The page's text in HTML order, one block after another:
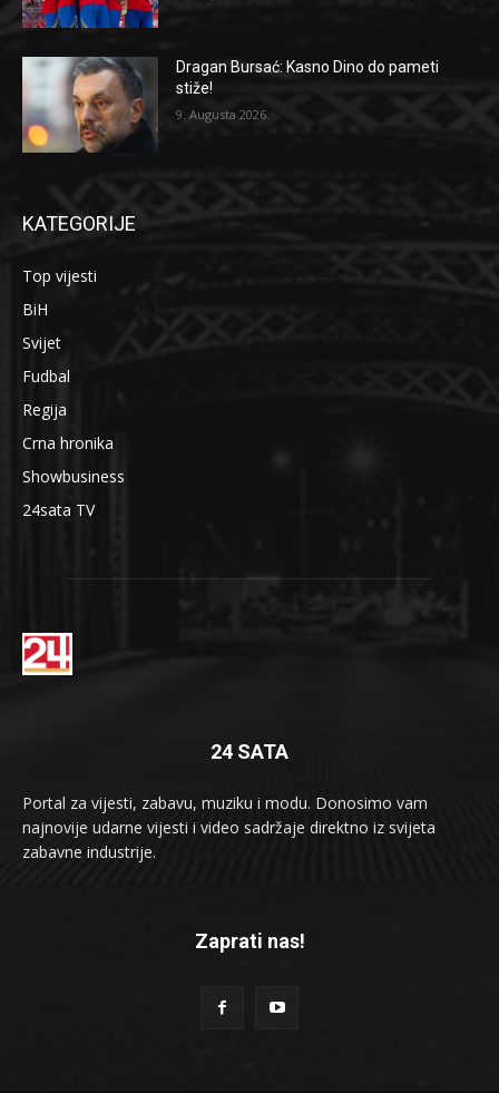
Dragan Bursać: Kasno Dino do pameti
stiže!
9. Augusta 2026.
KATEGORIJE
Top vijesti
BiH
Svijet
Fudbal
Regija
Crna hronika
Showbusiness
24sata TV
24 SATA
Portal za vijesti, zabavu, muziku i modu. Donosimo vam
najnovije udarne vijesti i video sadržaje direktno iz svijeta
zabavne industrije.
Zaprati nas!